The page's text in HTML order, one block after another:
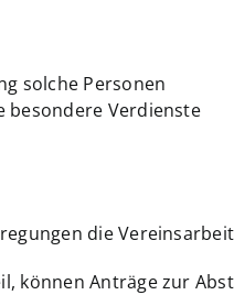
solche Personen
besondere Verdienste
die
können Anträge zur